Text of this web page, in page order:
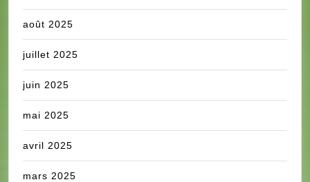
août 2025
juillet 2025
juin 2025
mai 2025
avril 2025
mars 2025